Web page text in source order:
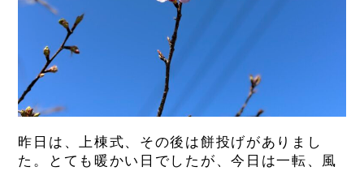
昨日は、上棟式、その後は餅投げがありまし
た。とても暖かい日でしたが、今日は一転、風